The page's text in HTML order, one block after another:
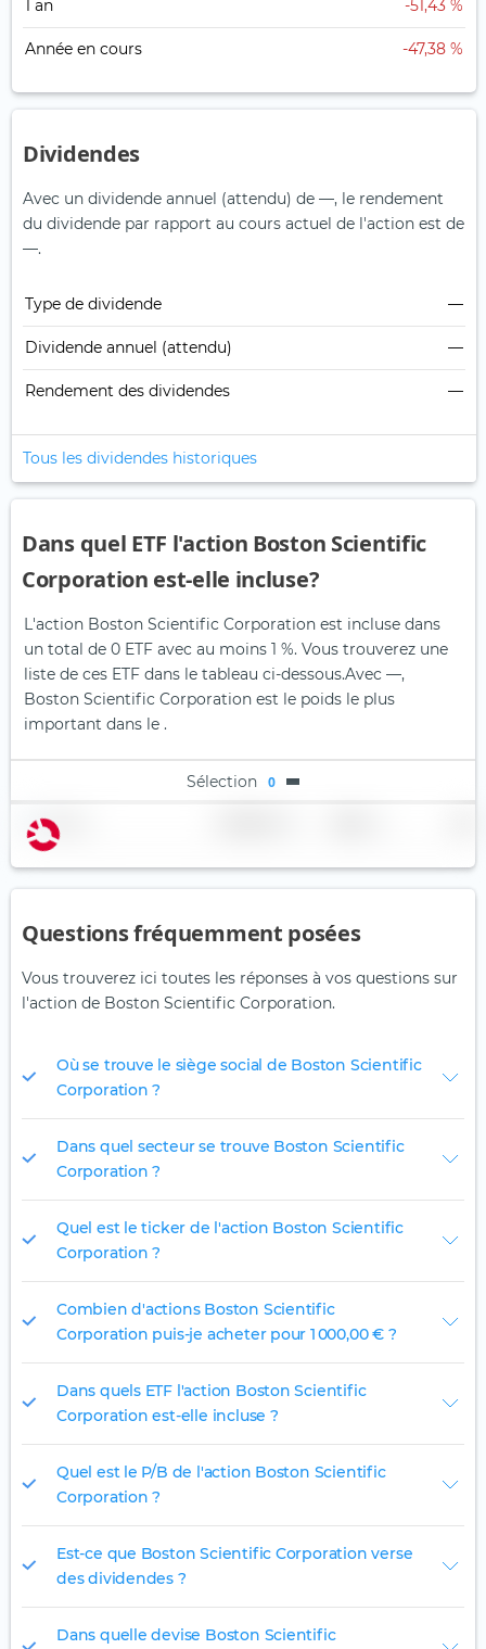
1 an -51,43 %
Année en cours -47,38 %
Dividendes
Avec un dividende annuel (attendu) de —, le rendement
du dividende par rapport au cours actuel de l'action est de
—.
Type de dividende —
Dividende annuel (attendu) —
Rendement des dividendes —
Tous les dividendes historiques
Dans quel ETF l'action Boston Scientific
Corporation est-elle incluse?
L'action Boston Scientific Corporation est incluse dans
un total de 0 ETF avec au moins 1 %. Vous trouverez une
liste de ces ETF dans le tableau ci-dessous.Avec —,
Boston Scientific Corporation est le poids le plus
important dans le .
Sélection 0
Nom
Questions fréquemment posées
Vous trouverez ici toutes les réponses à vos questions sur
l'action de Boston Scientific Corporation.
Où se trouve le siège social de Boston Scientific
Corporation ?
Dans quel secteur se trouve Boston Scientific
Corporation ?
Quel est le ticker de l'action Boston Scientific
Corporation ?
Combien d'actions Boston Scientific
Corporation puis-je acheter pour 1 000,00 € ?
Dans quels ETF l'action Boston Scientific
Corporation est-elle incluse ?
Quel est le P/B de l'action Boston Scientific
Corporation ?
Est-ce que Boston Scientific Corporation verse
des dividendes ?
Dans quelle devise Boston Scientific